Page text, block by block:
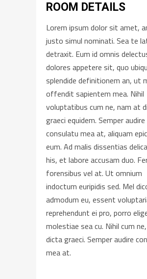
ROOM DETAILS
Lorem ipsum dolor sit amet,
justo simul nominati. Sea te
detraxit. Eum id omnis
dolores appetere sit, quo
splendide definitionem an, ut
offendit sapientem mea. Nihil
voluptatibus cum ne, nam at
graeci equidem. Semper audire
consulatu mea at, aliquam
eum. Ad malis dissentias
his, et labore accusam duo.
forensibus vel at. Ut omnium
indoctum euripidis sed. Mel
admodum eu, essent
reprehendunt ei pro, porro
molestiae sea cu. Nihil cum
dicta graeci. Semper audire
mea at.